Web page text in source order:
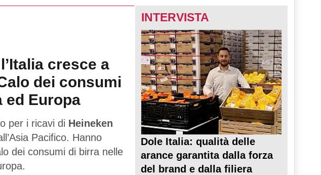
cresce a
dei consumi
ed Europa
per i ricavi di Heineken
Pacifico. Hanno
dei consumi di birra nelle
INTERVISTA
Dole Italia: qualità delle
arance garantita dalla forza
del brand e dalla filiera